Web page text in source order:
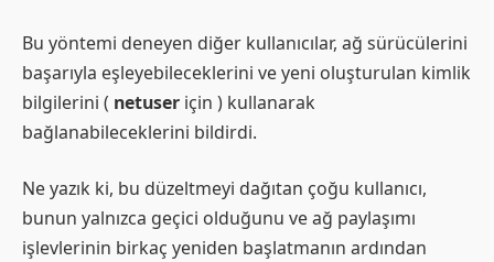
Bu yöntemi deneyen diğer kullanıcılar, ağ sürücülerini
başarıyla eşleyebileceklerini ve yeni oluşturulan kimlik
bilgilerini ( netuser için ) kullanarak
bağlanabileceklerini bildirdi.
Ne yazık ki, bu düzeltmeyi dağıtan çoğu kullanıcı,
bunun yalnızca geçici olduğunu ve ağ paylaşımı
işlevlerinin birkaç yeniden başlatmanın ardından